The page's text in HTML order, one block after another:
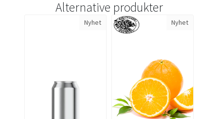
Alternative produkter
Nyhet Nyhet